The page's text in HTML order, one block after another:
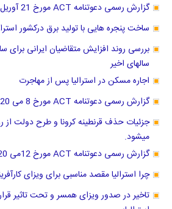
گزارش رسمی دعوتنامه ACT مورخ 21 آوریل 2020
ساخت پنجره هایی با تولید برق درکشور
سالهای اخیر
اجاره مسکن در استرالیا پس از مهاجرت
گزارش رسمی دعوتنامه ACT مورخ 8 می 2020
جزئیات حذف قرنطینه کرونا و طرح دولت از
میشود.
گزارش رسمی دعوتنامه ACT مورخ 12می 2020
چرا استرالیا مقصد مناسبی برای ویزای
تاخیر در صدور ویزای همسر و تحت تاثیر